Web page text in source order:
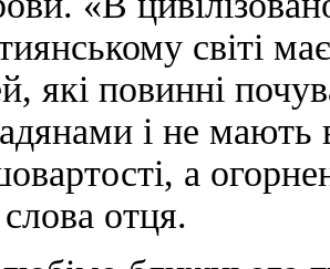
світі
які повинні
і не мають
а
отця.